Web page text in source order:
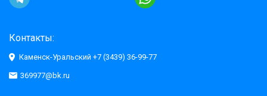
Контакты:
Каменск-Уральский +7 (3439) 36-99-77
369977@bk.ru